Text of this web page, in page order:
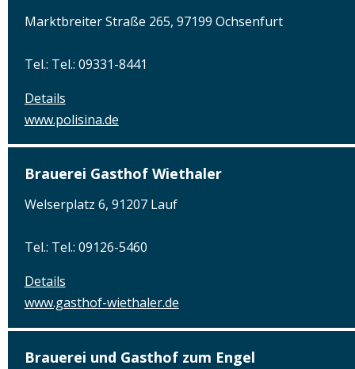
Marktbreiter Straße 265, 97199 Ochsenfurt
Tel.: Tel.: 09331-8441
Details
www.polisina.de
Brauerei Gasthof Wiethaler
Welserplatz 6, 91207 Lauf
Tel.: Tel.: 09126-5460
Details
www.gasthof-wiethaler.de
Brauerei und Gasthof zum Engel